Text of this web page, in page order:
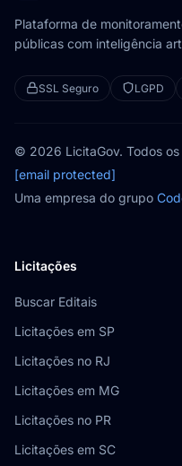
Plataforma de
públicas com inteligência
SSL Seguro LGPD
© 2026 LicitaGov. Todos
[email protected]
Uma empresa do grupo
Licitações
Buscar Editais
Licitações em SP
Licitações no RJ
Licitações em MG
Licitações no PR
Licitações em SC